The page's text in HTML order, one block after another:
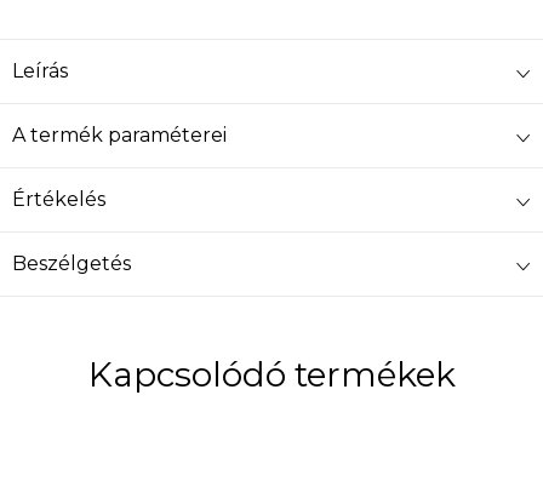
Leírás
A termék paraméterei
Értékelés
Beszélgetés
Kapcsolódó termékek